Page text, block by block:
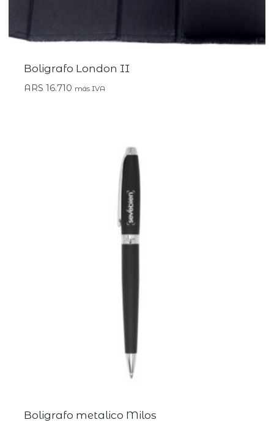
Boligrafo London II
ARS 16.710 más IVA
Boligrafo metalico Milos